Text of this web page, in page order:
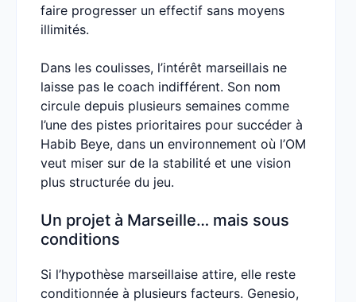
faire progresser un effectif sans moyens
illimités.
Dans les coulisses, l’intérêt marseillais ne
laisse pas le coach indifférent. Son nom
circule depuis plusieurs semaines comme
l’une des pistes prioritaires pour succéder à
Habib Beye, dans un environnement où l’OM
veut miser sur de la stabilité et une vision
plus structurée du jeu.
Un projet à Marseille… mais sous
conditions
Si l’hypothèse marseillaise attire, elle reste
conditionnée à plusieurs facteurs. Genesio,